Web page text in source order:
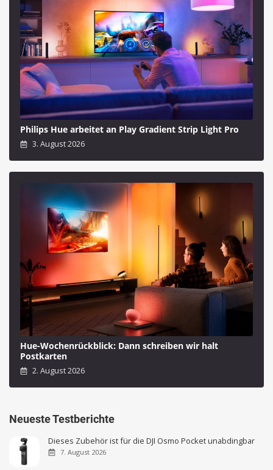
Philips Hue arbeitet an Play Gradient Strip Light Pro
3. August 2026
Hue-Wochenrückblick: Dann schreiben wir halt
Postkarten
2. August 2026
Neueste Testberichte
Dieses Zubehör ist für die DJI Osmo Pocket unabdingbar
7. August 2026